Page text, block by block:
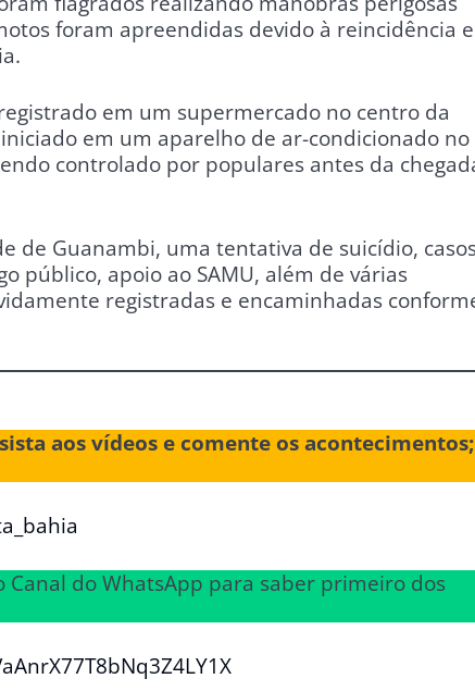
foram apreendidas devido à reincidência
em um supermercado no centro da
em um aparelho de ar-condicionado no
controlado por populares antes da
de Guanambi, uma tentativa de suicídio,
público, apoio ao SAMU, além de várias
registradas e encaminhadas
aos vídeos e comente os acontecimentos;
do WhatsApp para saber primeiro dos